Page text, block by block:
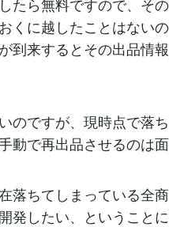
くに越したことはない
到来するとその出品情
のですが、現時点で落
動で再出品させるのは面
落ちてしまっている全
したい、ということに